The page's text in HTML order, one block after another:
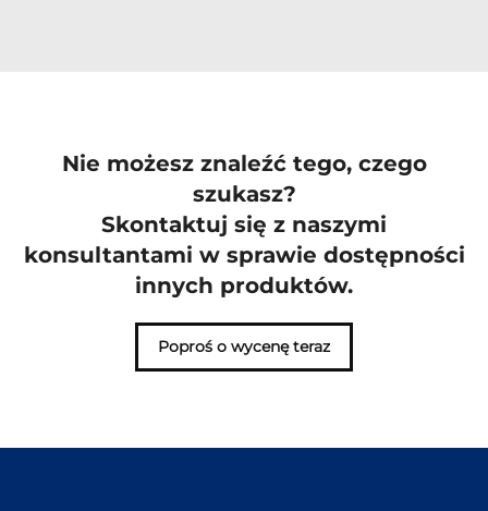
Nie możesz znaleźć tego, czego
szukasz?
Skontaktuj się z naszymi
konsultantami w sprawie dostępności
innych produktów.
Poproś o wycenę teraz